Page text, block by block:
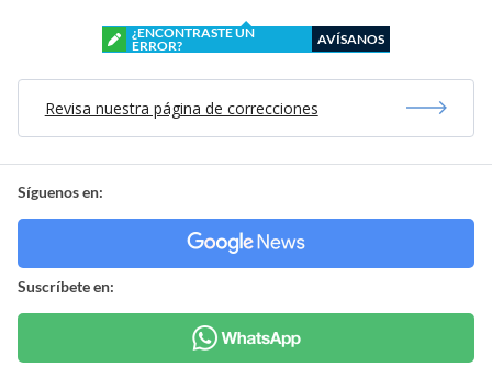
¿ENCONTRASTE UN
ERROR?
AVÍSANOS
Revisa nuestra página de correcciones
Síguenos en:
Suscríbete en: